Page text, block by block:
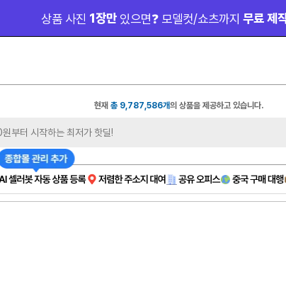
상품 사진 1장만 있으면❓ 모델컷/쇼츠까지 무료 제
현재총 9,787,586개의 상품을 제공하고 있습니다.